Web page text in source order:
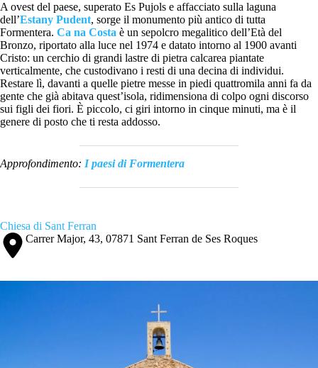
A ovest del paese, superato Es Pujols e affacciato sulla laguna
dell’Estany Pudent, sorge il monumento più antico di tutta
Formentera. Ca na Costa è un sepolcro megalitico dell’Età del
Bronzo, riportato alla luce nel 1974 e datato intorno al 1900 avanti
Cristo: un cerchio di grandi lastre di pietra calcarea piantate
verticalmente, che custodivano i resti di una decina di individui.
Restare lì, davanti a quelle pietre messe in piedi quattromila anni fa da
gente che già abitava quest’isola, ridimensiona di colpo ogni discorso
sui figli dei fiori. È piccolo, ci giri intorno in cinque minuti, ma è il
genere di posto che ti resta addosso.
Approfondimento: I paesi di Formentera
Chiesa di Sant Ferran
Carrer Major, 43, 07871 Sant Ferran de Ses Roques